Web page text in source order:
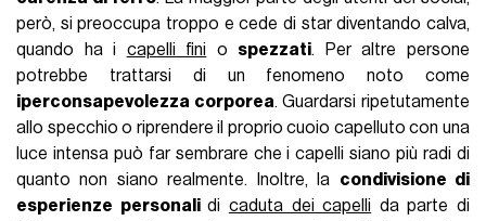
però, si preoccupa troppo e cede di star diventando calva,
quando ha i capelli fini o spezzati. Per altre persone
potrebbe trattarsi di un fenomeno noto come
iperconsapevolezza corporea. Guardarsi ripetutamente
allo specchio o riprendere il proprio cuoio capelluto con una
luce intensa può far sembrare che i capelli siano più radi di
quanto non siano realmente. Inoltre, la condivisione di
esperienze personalidi caduta dei capelli da parte di